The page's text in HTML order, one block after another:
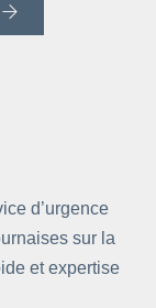
d’urgence
sur la
et expertise